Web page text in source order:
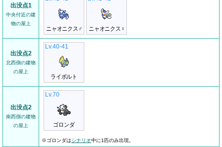
出没点1
中央付近の建
物の屋上
ニャオニクス♂ ニャオニクス♀
出没点2
北西側の建物
の屋上
Lv.40-41
ライボルト
出没点2
南西側の建物
の屋上
Lv.70
ゴロンダ
※ゴロンダはシナリオ中に1匹のみ出現。